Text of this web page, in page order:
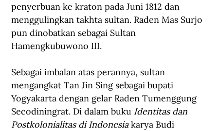
penyerbuan ke kraton pada Juni 1812 dan
menggulingkan takhta sultan. Raden Mas Surjo
pun dinobatkan sebagai Sultan
Hamengkubuwono III.
Sebagai imbalan atas perannya, sultan
mengangkat Tan Jin Sing sebagai bupati
Yogyakarta dengan gelar Raden Tumenggung
Secodiningrat. Di dalam buku Identitas dan
Postkolonialitas di Indonesia karya Budi